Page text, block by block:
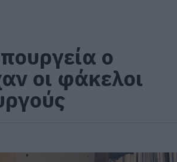
ο
οι φάκελοι